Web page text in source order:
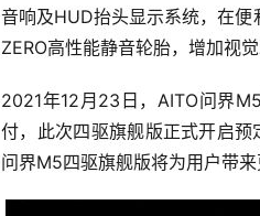
音响及HUD抬头显示系统，在
ZERO高性能静音轮胎，增加视
2021年12月23日，AITO问界
付，此次四驱旗舰版正式开启
问界M5四驱旗舰版将为用户带来